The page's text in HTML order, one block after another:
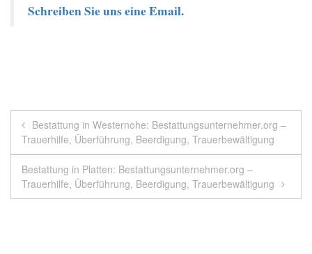
Schreiben Sie uns eine Email.
Beitragsnavigation
Bestattung in Westernohe: Bestattungsunternehmer.org –
Trauerhilfe, Überführung, Beerdigung, Trauerbewältigung
Bestattung in Platten: Bestattungsunternehmer.org –
Trauerhilfe, Überführung, Beerdigung, Trauerbewältigung